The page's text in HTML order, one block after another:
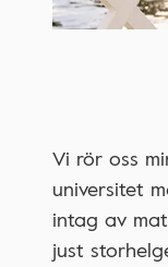
Vi rör oss
universitet
intag av
just